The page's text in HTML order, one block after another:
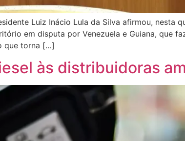
Luiz Inácio Lula da Silva afirmou, nesta
em disputa por Venezuela e Guiana, que
que torna […]
às distribuidoras